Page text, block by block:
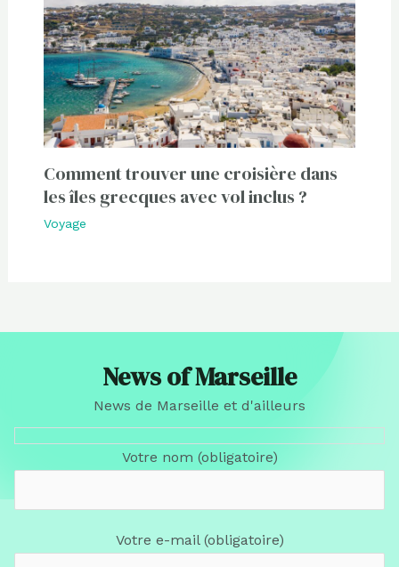
Comment trouver une croisière dans
les îles grecques avec vol inclus ?
Voyage
News of Marseille
News de Marseille et d'ailleurs
Votre nom (obligatoire)
Votre e-mail (obligatoire)